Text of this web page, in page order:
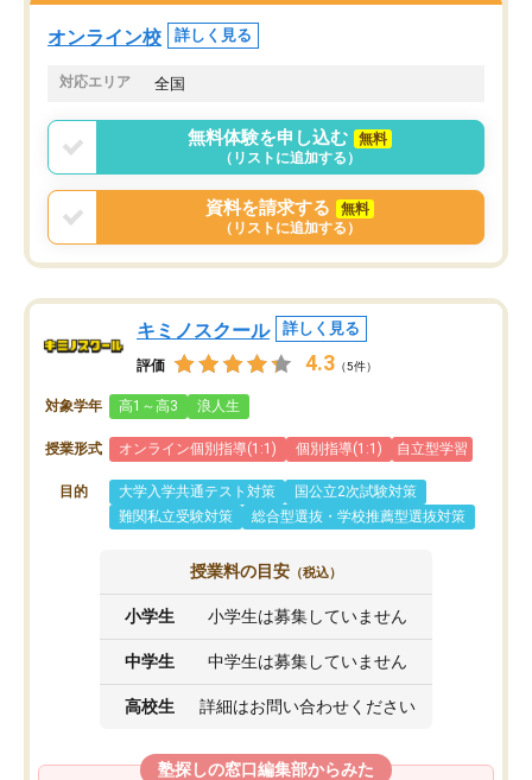
オンラインツールを使用した単語帳の
共有があり宿題もそちらで出される形
でした。
言う事で講師変更の申し出があり、あ
まりに短期での変更だった為、塾に通
う事にして退会しました。遅れも取り
戻せ、授業内容や講師の方は良かった
と思います。
くなってきたようなので
オンライン校 詳しく見る
対応エリア 全国
無料体験を申し込む
無料
（リストに追加する）
資料を請求する
無料
（リストに追加する）
キミノスクール 詳しく見る
評価 4.3 （5件）
対象学年 高1～高3 浪人生
授業形式 オンライン個別指導(1:1) 個別指導(1:1) 自立型学習
目的 大学入学共通テスト対策
国公立2次試験対策
難関私立受験対策
総合型選抜・学校推薦型選抜対策
授業料の目安 （税込）
小学生 小学生は募集していません
中学生 中学生は募集していません
高校生 詳細はお問い合わせください
塾探しの窓口編集部からみた